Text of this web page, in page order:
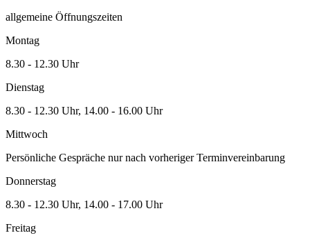
allgemeine Öffnungszeiten
Montag
8.30 - 12.30 Uhr
Dienstag
8.30 - 12.30 Uhr, 14.00 - 16.00 Uhr
Mittwoch
Persönliche Gespräche nur nach vorheriger Terminvereinbarung
Donnerstag
8.30 - 12.30 Uhr, 14.00 - 17.00 Uhr
Freitag